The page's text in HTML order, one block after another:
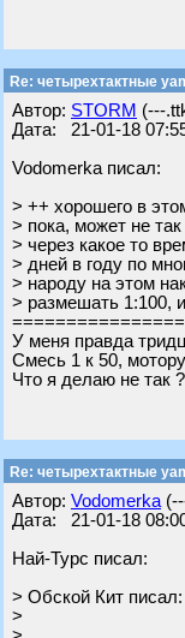
Re: четырехтактные
Автор: STORM (---
Дата: 21-01-18
Vodomerka писал:
> ++ хорошего в
> пока, может не
> через какое то
> дней в году по
> народу на этом
> размешать 1:100,
У меня правда
Смесь 1 к 50,
Что я делаю не так
Re: четырехтактные
Автор: Vodomerka
Дата: 21-01-18
Най-Турс писал:
> Обской Кит писал:
>